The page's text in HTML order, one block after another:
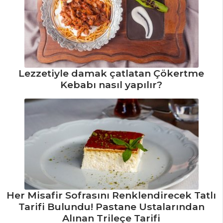
Tüm Tarifleri
ÇORBALAR
Ekşilaya Çorbası
Tarifi, Nasıl Yapılır?
Korsan Çorbası
Peynirli Ispanak
Çorbası Tarifi, Nasıl
Yapılır?
Çorbalar Tüm
Tarifleri
PASTA VE
Lezzetiyle damak çatlatan Çökertme
Kebabı nasıl yapılır?
Her Misafir Sofrasını Renklendirecek Tatlı
Tarifi Bulundu! Pastane Ustalarından
Alınan Trileçe Tarifi